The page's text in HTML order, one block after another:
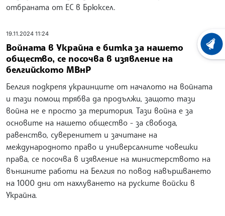
отбраната от ЕС в Брюксел.
19.11.2024 11:24
Войната в Украйна е битка за нашето
общество, се посочва в изявление на
белгийското МВнР
Белгия подкрепя украинците от началото на войната
и тази помощ трябва да продължи, защото тази
война не е просто за територия. Тази война е за
основите на нашето общество - за свобода,
равенство, суверенитет и зачитане на
международното право и универсалните човешки
права, се посочва в изявление на министерството на
външните работи на Белгия по повод навършването
на 1000 дни от нахлуването на руските войски в
Украйна.